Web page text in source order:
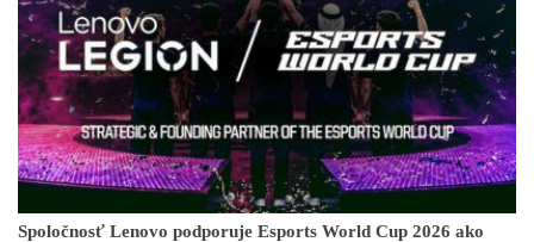
Spoločnosť Lenovo podporuje Esports World Cup 2026 ako